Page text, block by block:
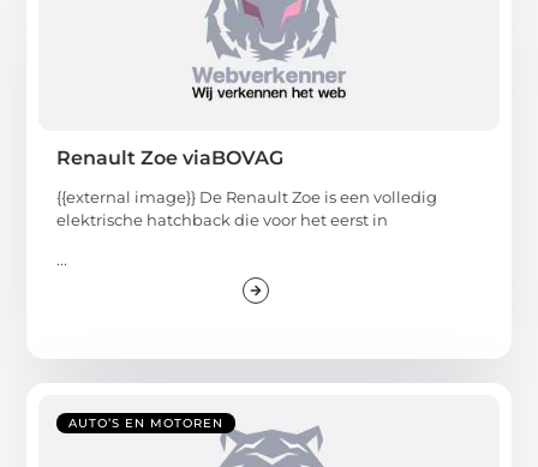
Renault Zoe viaBOVAG
{{external image}} De Renault Zoe is een volledig
elektrische hatchback die voor het eerst in
...
AUTO’S EN MOTOREN